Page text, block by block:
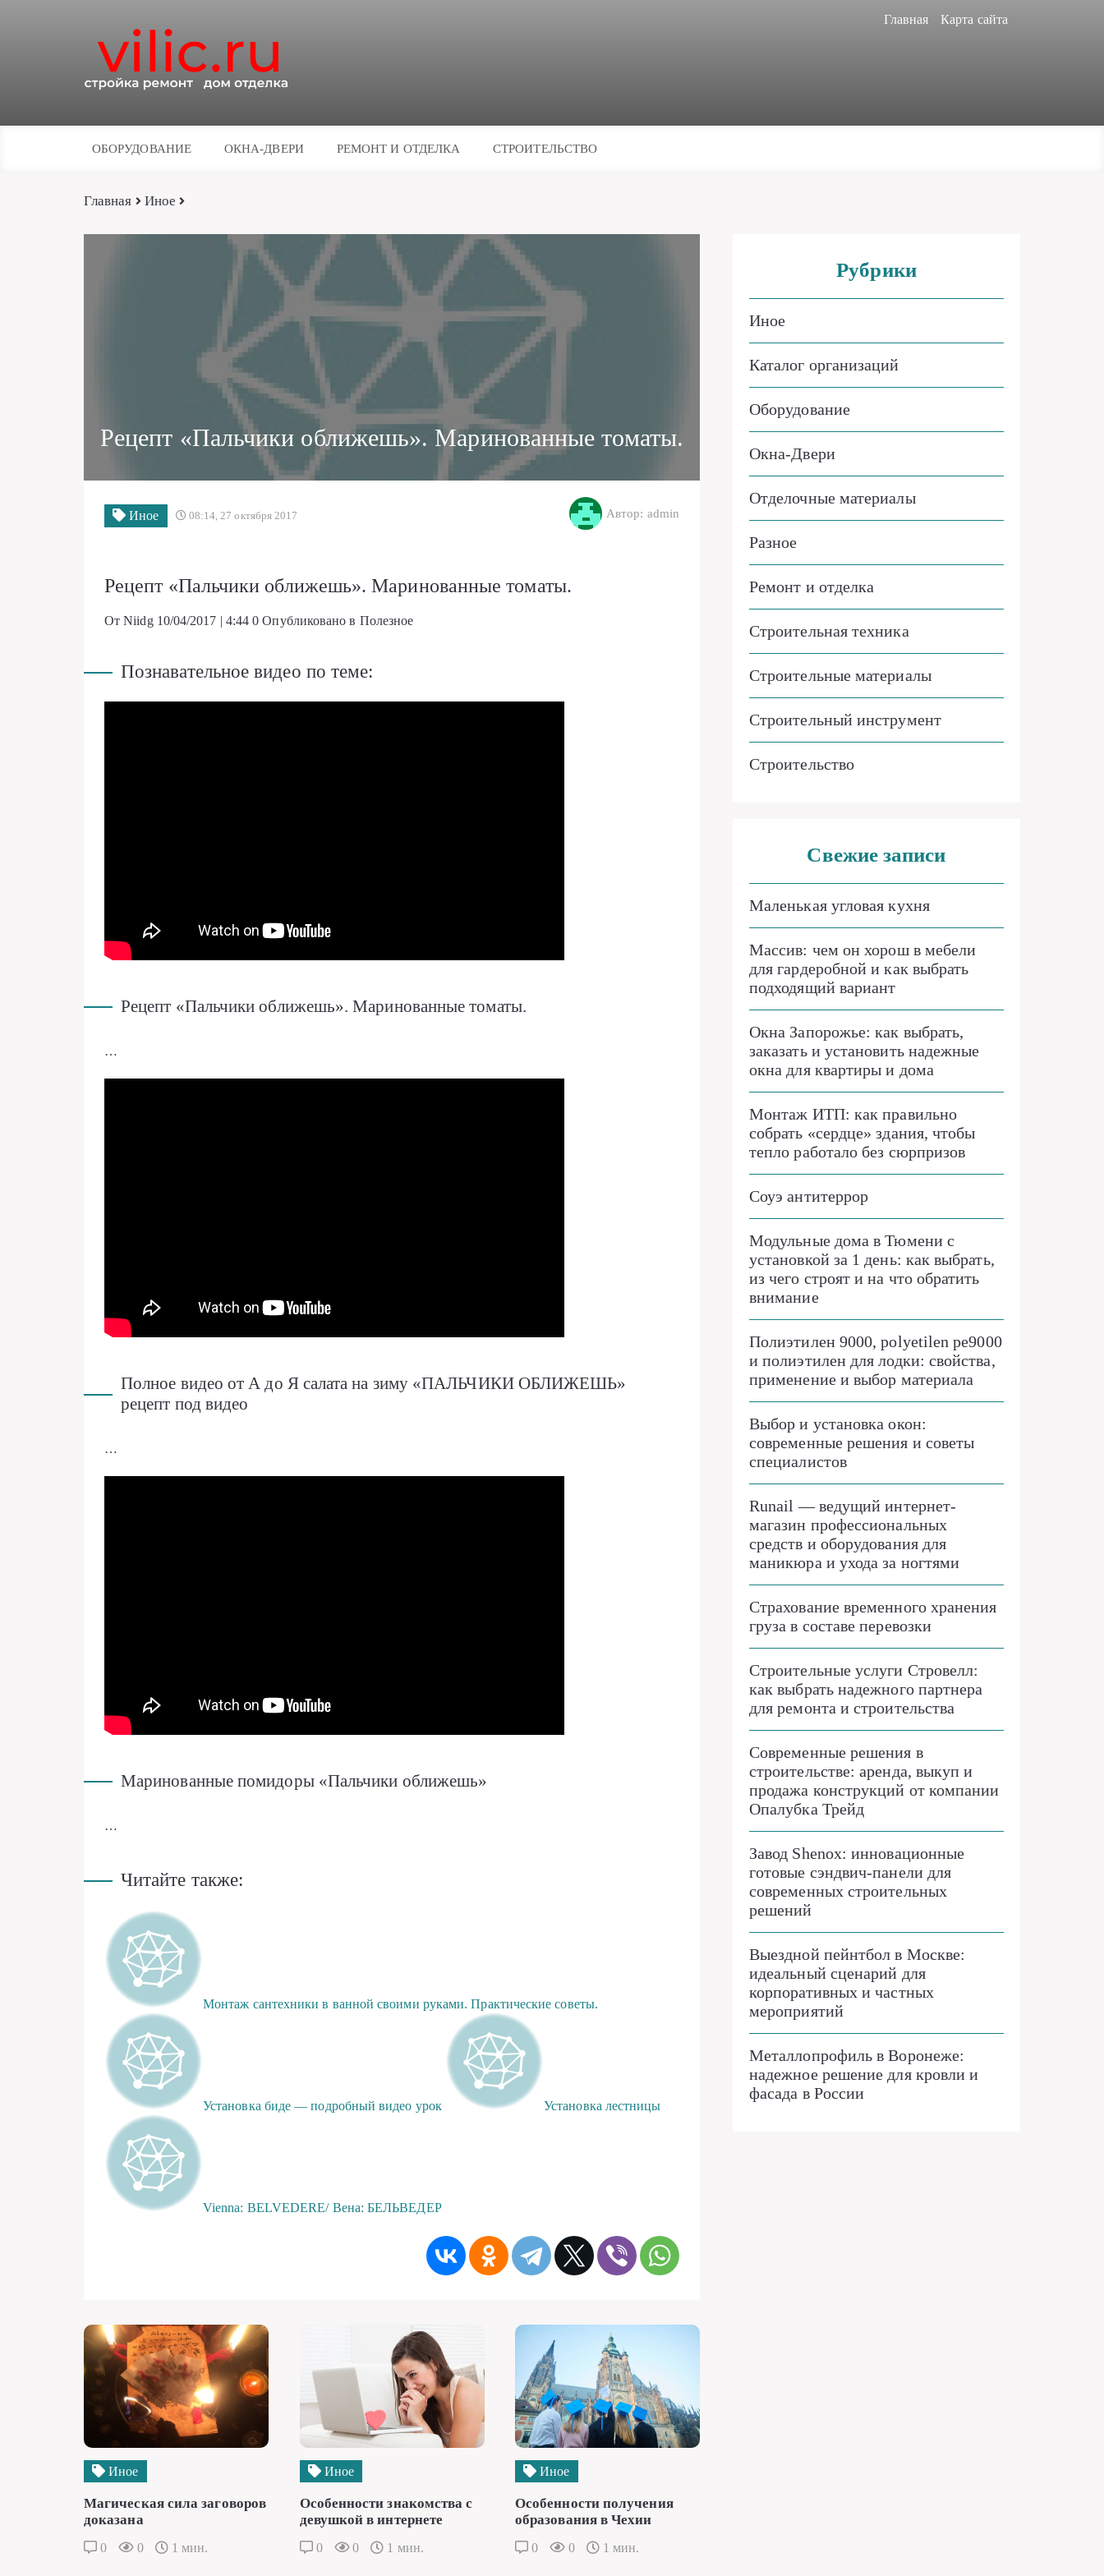
Главная Карта сайта
ОБОРУДОВАНИЕ ОКНА-ДВЕРИ РЕМОНТ И ОТДЕЛКА СТРОИТЕЛЬСТВО
Главная Иное
Рецепт «Пальчики оближешь». Маринованные томаты.
Иное 08:14, 27 октября 2017 Автор: admin
Рецепт «Пальчики оближешь». Маринованные томаты.
От Niidg 10/04/2017 | 4:44 0 Опубликовано в Полезное
Познавательное видео по теме:
Рецепт «Пальчики оближешь». Маринованные томаты.
…
Полное видео от А до Я салата на зиму «ПАЛЬЧИКИ ОБЛИЖЕШЬ»
рецепт под видео
…
Маринованные помидоры «Пальчики оближешь»
…
Читайте также:
Монтаж сантехники в ванной своими руками. Практические советы.
Установка биде — подробный видео урок Установка лестницы
Vienna: BELVEDERE/ Вена: БЕЛЬВЕДЕР
Иное
Магическая сила заговоров
доказана
0 0 1 мин.
Иное
Особенности знакомства с
девушкой в интернете
0 0 1 мин.
Иное
Особенности получения
образования в Чехии
0 0 1 мин.
Рубрики
Иное
Каталог организаций
Оборудование
Окна-Двери
Отделочные материалы
Разное
Ремонт и отделка
Строительная техника
Строительные материалы
Строительный инструмент
Строительство
Свежие записи
Маленькая угловая кухня
Массив: чем он хорош в мебели
для гардеробной и как выбрать
подходящий вариант
Окна Запорожье: как выбрать,
заказать и установить надежные
окна для квартиры и дома
Монтаж ИТП: как правильно
собрать «сердце» здания, чтобы
тепло работало без сюрпризов
Соуэ антитеррор
Модульные дома в Тюмени с
установкой за 1 день: как выбрать,
из чего строят и на что обратить
внимание
Полиэтилен 9000, polyetilen pe9000
и полиэтилен для лодки: свойства,
применение и выбор материала
Выбор и установка окон:
современные решения и советы
специалистов
Runail — ведущий интернет-
магазин профессиональных
средств и оборудования для
маникюра и ухода за ногтями
Страхование временного хранения
груза в составе перевозки
Строительные услуги Стровелл:
как выбрать надежного партнера
для ремонта и строительства
Современные решения в
строительстве: аренда, выкуп и
продажа конструкций от компании
Опалубка Трейд
Завод Shenox: инновационные
готовые сэндвич-панели для
современных строительных
решений
Выездной пейнтбол в Москве:
идеальный сценарий для
корпоративных и частных
мероприятий
Металлопрофиль в Воронеже:
надежное решение для кровли и
фасада в России